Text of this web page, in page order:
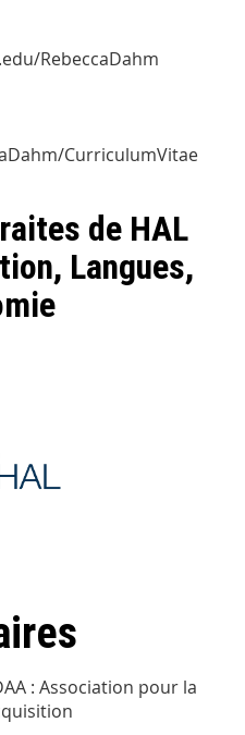
RebeccaDahm
CurriculumVitae
de HAL
Langues,
: Association pour la